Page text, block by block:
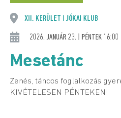
XII. KERÜLET JÓKAI KLUB
2026. JANUÁR 23. | PÉNTEK 16:00
Mesetánc
Zenés, táncos foglalkozás
KIVÉTELESEN PÉNTEKEN!